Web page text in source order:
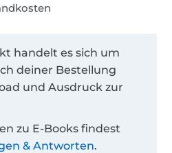
handelt es sich um
deiner Bestellung
und Ausdruck zur
zu E-Books findest
& Antworten.